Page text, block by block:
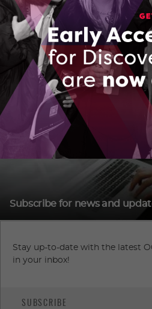
Media essentials including
and links to OCI publications.
VIEW OUR MEDIA KIT
Subscribe for news and
Stay up-to-date with the latest
in your inbox!
SUBSCRIBE